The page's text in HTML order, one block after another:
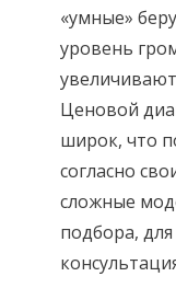
«умные»
уровень
Ценовой
широк, что
согласно
сложные
подбора,